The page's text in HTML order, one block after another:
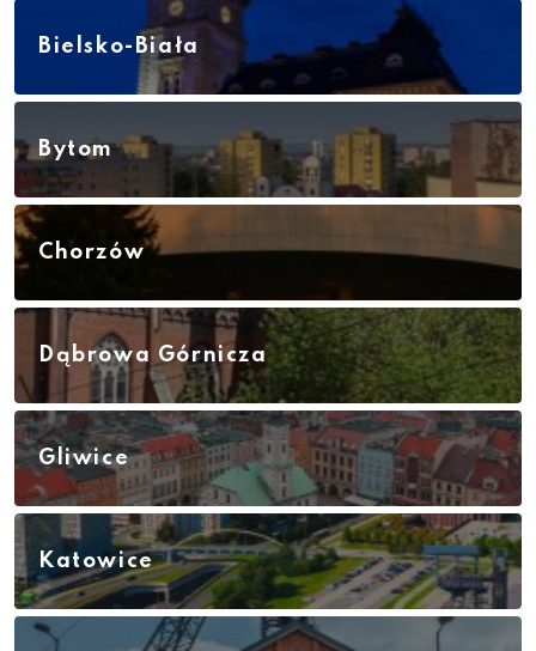
Bielsko-Biała
Bytom
Chorzów
Dąbrowa Górnicza
Gliwice
Katowice